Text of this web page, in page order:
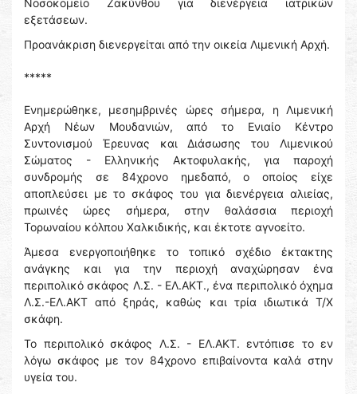
Νοσοκομείο Ζακύνθου για διενέργεια ιατρικών
εξετάσεων.
Προανάκριση διενεργείται από την οικεία Λιμενική Αρχή.
*****
Ενημερώθηκε, μεσημβρινές ώρες σήμερα, η Λιμενική
Αρχή Νέων Μουδανιών, από το Ενιαίο Κέντρο
Συντονισμού Έρευνας και Διάσωσης του Λιμενικού
Σώματος - Ελληνικής Ακτοφυλακής, για παροχή
συνδρομής σε 84χρονο ημεδαπό, ο οποίος είχε
αποπλεύσει με το σκάφος του για διενέργεια αλιείας,
πρωινές ώρες σήμερα, στην θαλάσσια περιοχή
Τορωναίου κόλπου Χαλκιδικής, και έκτοτε αγνοείτο.
Άμεσα ενεργοποιήθηκε το τοπικό σχέδιο έκτακτης
ανάγκης και για την περιοχή αναχώρησαν ένα
περιπολικό σκάφος Λ.Σ. - ΕΛ.ΑΚΤ., ένα περιπολικό όχημα
Λ.Σ.-ΕΛ.ΑΚΤ από ξηράς, καθώς και τρία ιδιωτικά Τ/Χ
σκάφη.
Το περιπολικό σκάφος Λ.Σ. - ΕΛ.ΑΚΤ. εντόπισε το εν
λόγω σκάφος με τον 84χρονο επιβαίνοντα καλά στην
υγεία του.